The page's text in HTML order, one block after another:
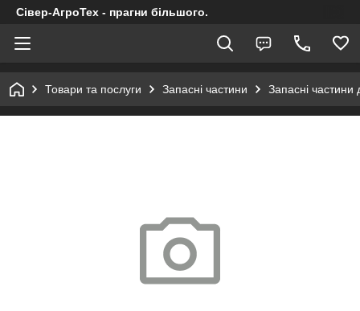
Сівер-АгроТех - прагни більшого.
Товари та послуги Запасні частини Запасні частини